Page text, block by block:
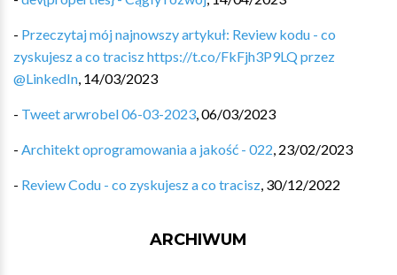
- Przeczytaj mój najnowszy artykuł: Review kodu - co
zyskujesz a co tracisz https://t.co/FkFjh3P9LQ przez
@LinkedIn, 14/03/2023
- Tweet arwrobel 06-03-2023,06/03/2023
- Architekt oprogramowania a jakość - 022, 23/02/2023
- Review Codu - co zyskujesz a co tracisz, 30/12/2022
ARCHIWUM